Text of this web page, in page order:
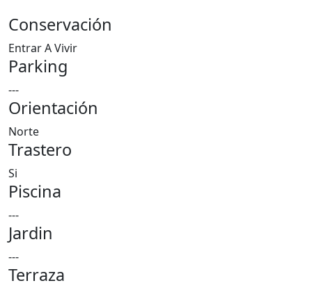
Conservación
Entrar A Vivir
Parking
---
Orientación
Norte
Trastero
Si
Piscina
---
Jardin
---
Terraza